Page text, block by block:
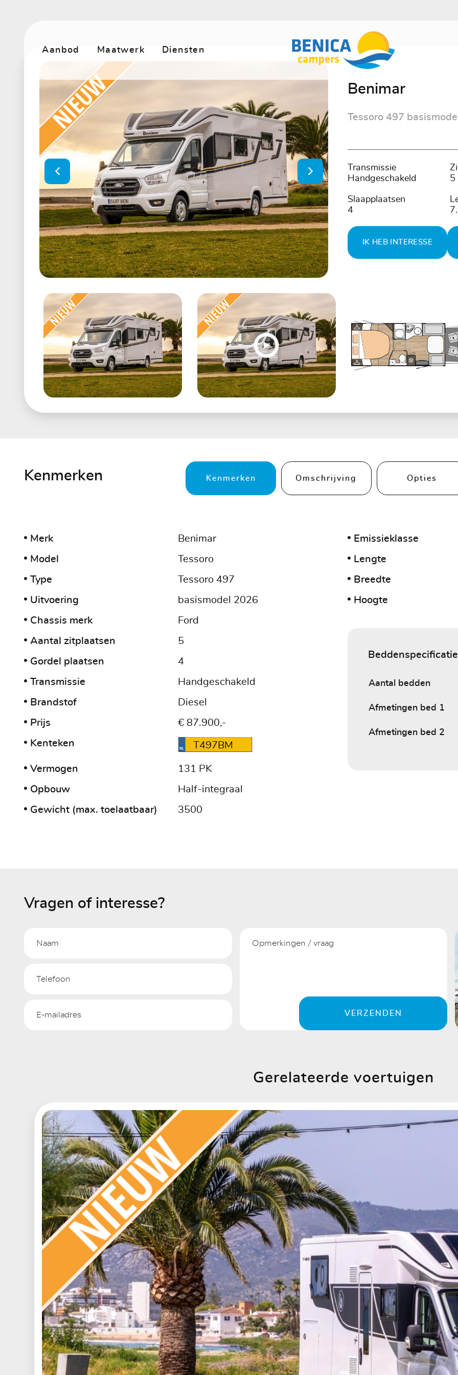
Aanbod Maatwerk Diensten
Benimar
Tessoro 497
Transmissie
Handgeschakeld
5
Slaapplaatsen
4
IK HEB INTERESSE
Kenmerken Omschrijving Opties
Kenmerken
Merk
Benimar
Model
Tessoro
Type
Tessoro 497
Uitvoering
basismodel 2026
Chassis merk
Ford
Aantal zitplaatsen
5
Gordel plaatsen
4
Transmissie
Handgeschakeld
Brandstof
Diesel
Prijs
€ 87.900,-
Kenteken
T497BM
Vermogen
131 PK
Opbouw
Half-integraal
Gewicht (max. toelaatbaar)
3500
Emissieklasse
Lengte
Breedte
Hoogte
Aantal bedden
Afmetingen bed 1
Afmetingen bed 2
Vragen of interesse?
VERZENDEN
Gerelateerde voertuigen